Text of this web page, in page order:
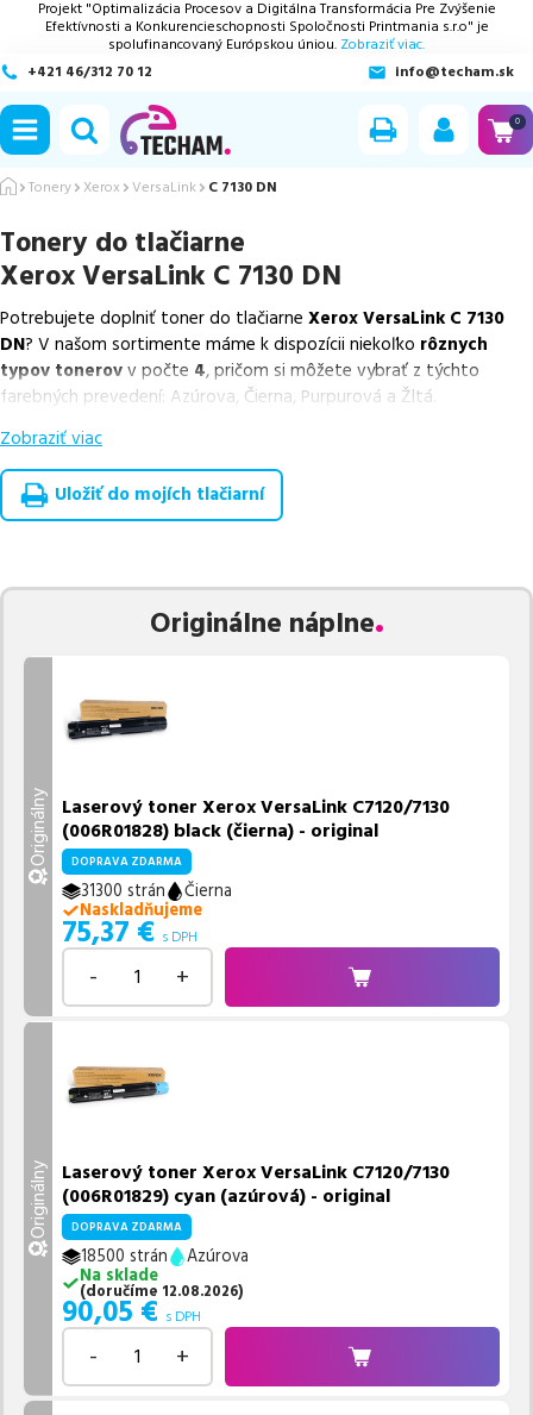
Projekt "Optimalizácia Procesov a Digitálna Transformácia Pre Zvýšenie
Efektívnosti a Konkurencieschopnosti Spoločnosti Printmania s.r.o" je
spolufinancovaný Európskou úniou. Zobraziť viac.
+421 46/312 70 12
info@techam.sk
0
Tonery Xerox VersaLink C 7130 DN
Tonery do tlačiarne
Xerox VersaLink C 7130 DN
Potrebujete doplniť toner do tlačiarne Xerox VersaLink C 7130
DN? V našom sortimente máme k dispozícii niekoľko rôznych
typov tonerovv počte 4, pričom si môžete vybrať z týchto
farebných prevedení: Azúrova, Čierna, Purpurová a Žltá.
Z uvedeného množstva dostupných náplní
náplnev počte4ks.
Celá táto certifikovaná ponuka, spĺňajúca normy ISO 9001 a 14001,
Vieme, že pri nákupe zohráva dôležitú úlohu aj dostupnosť. Preto
pravidelne naskladňovať produkty, aby boli ihneď k
dispozícii na odoslanie.
Ak si pri výbere nie ste istí, ktoré riešenie je pre vaše potreby
nás kedykoľvek obrátiť e-mailom alebo telefonicky. Sme tu, aby
sme vám pomohli vybrať to najlepšie riešenie.
Zobraziť viac
Uložiť do mojích tlačiarní
Originálne náplne
Originálny Laserový toner Xerox VersaLink C7120/7130
(006R01828) black (čierna) - original
DOPRAVA ZDARMA
31300 strán
Čierna
Naskladňujeme
75,37 € s DPH
- +
Originálny Laserový toner Xerox VersaLink C7120/7130
(006R01829) cyan (azúrová) - original
DOPRAVA ZDARMA
18500 strán
Azúrova
Na sklade
(doručíme 12.08.2026)
90,05 € s DPH
- +